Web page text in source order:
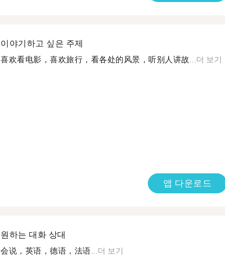
이야기하고 싶은 주제
喜欢看电影，喜欢旅行，看各处的风景，听别人讲故...더 보기
앱 다운로드
원하는 대화 상대
会说，英语，德语，法语...더 보기